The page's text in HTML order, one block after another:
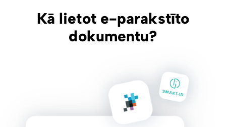
Kā lietot e-parakstīto
dokumentu?